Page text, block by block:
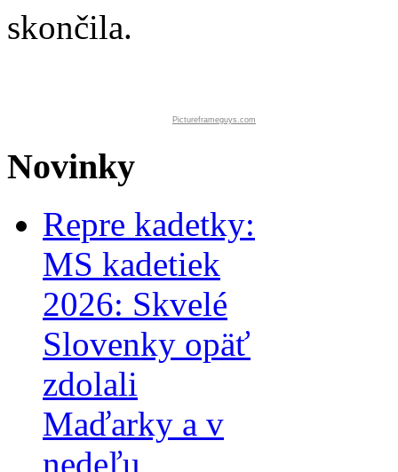
skončila.
Pictureframeguys.com
Novinky
Repre kadetky:
MS kadetiek
2026: Skvelé
Slovenky opäť
zdolali
Maďarky a v
nedeľu